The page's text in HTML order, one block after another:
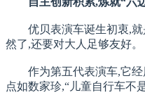
优贝表演车诞生初衷,
然了,还要对大人足够友好。
作为第五代表演车,它
点如数家珍,“儿童自行车不